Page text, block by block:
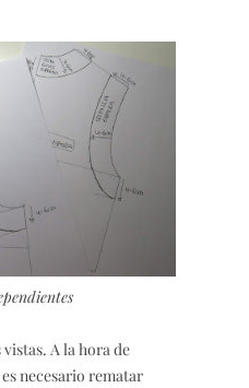
A la hora de
necesario rematar